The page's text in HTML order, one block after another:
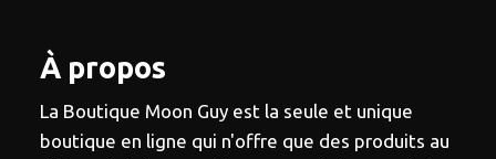
À propos
La Boutique Moon Guy est la seule et unique
boutique en ligne qui n'offre que des produits au